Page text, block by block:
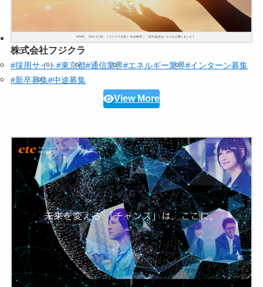
株式会社フジクラ
#採用サイト#東京都#通信業界#エネルギー業界#インターン募集
#新卒募集#中途募集
View More